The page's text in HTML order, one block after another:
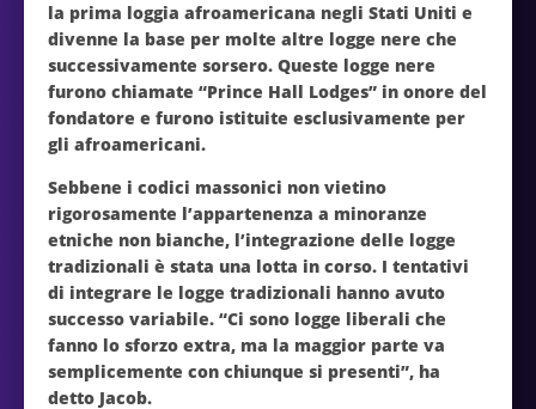
la prima loggia afroamericana negli Stati Uniti e
divenne la base per molte altre logge nere che
successivamente sorsero. Queste logge nere
furono chiamate “Prince Hall Lodges” in onore del
fondatore e furono istituite esclusivamente per
gli afroamericani.
Sebbene i codici massonici non vietino
rigorosamente l’appartenenza a minoranze
etniche non bianche, l’integrazione delle logge
tradizionali è stata una lotta in corso. I tentativi
di integrare le logge tradizionali hanno avuto
successo variabile. “Ci sono logge liberali che
fanno lo sforzo extra, ma la maggior parte va
semplicemente con chiunque si presenti”, ha
detto Jacob.